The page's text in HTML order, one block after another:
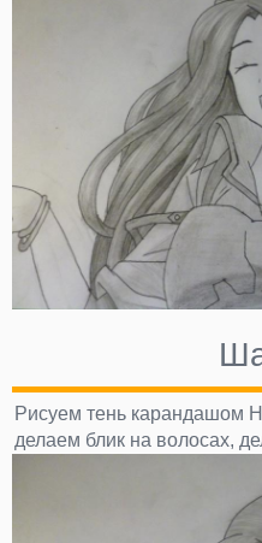
Рисуем тень карандашом
делаем блик на волосах,